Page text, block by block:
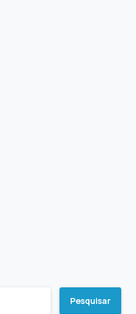
Pesquisar